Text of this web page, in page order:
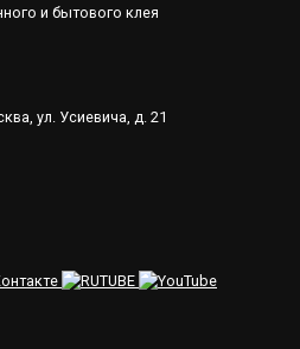
и бытового клея
ул. Усиевича, д. 21